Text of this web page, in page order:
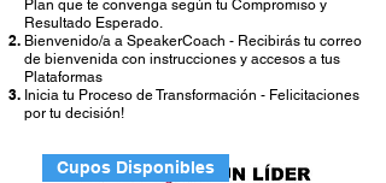
Plan que te convenga según tu Compromiso y
Resultado Esperado.
Bienvenido/a a SpeakerCoach - Recibirás tu correo
de bienvenida con instrucciones y accesos a tus
Plataformas
Inicia tu Proceso de Transformación - Felicitaciones
por tu decisión!
Cupos Disponibles